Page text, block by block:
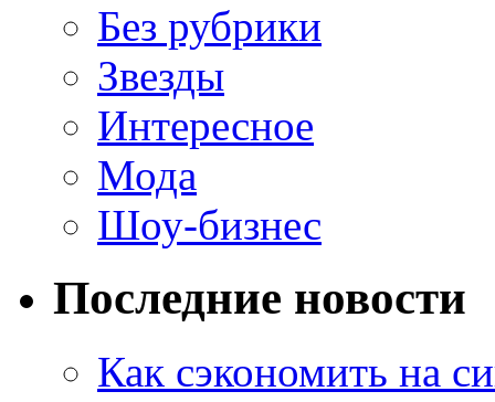
Без рубрики
Звезды
Интересное
Мода
Шоу-бизнес
Последние новости
Как сэкономить на